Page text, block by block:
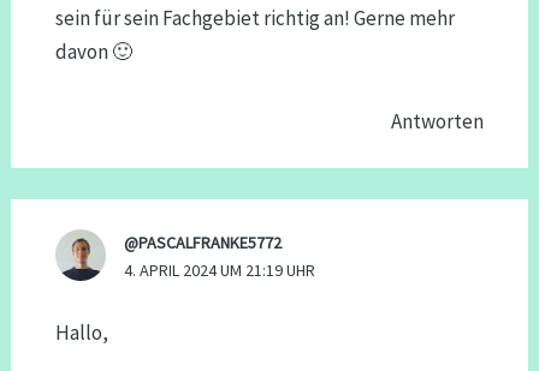
sein für sein Fachgebiet richtig an! Gerne mehr
davon 🙂
Antworten
@PASCALFRANKE5772
4. APRIL 2024 UM 21:19 UHR
Hallo,